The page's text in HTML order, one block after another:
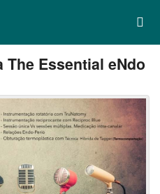
The Essential eNdo